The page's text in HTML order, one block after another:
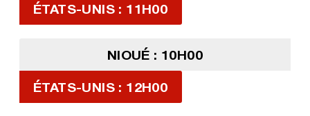
ÉTATS-UNIS : 11H00
NIOUÉ : 10H00
ÉTATS-UNIS : 12H00